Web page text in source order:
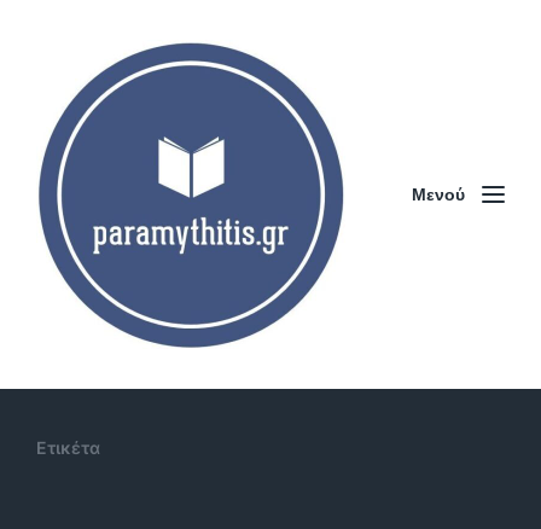
Μενού
Ετικέτα